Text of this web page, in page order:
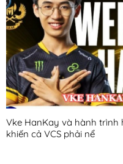
Vke HanKay và hành trình
khiến cả VCS phải nể